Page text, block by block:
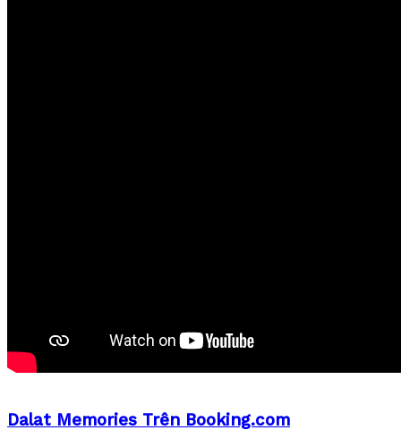
Dalat Memories Trên Booking.com